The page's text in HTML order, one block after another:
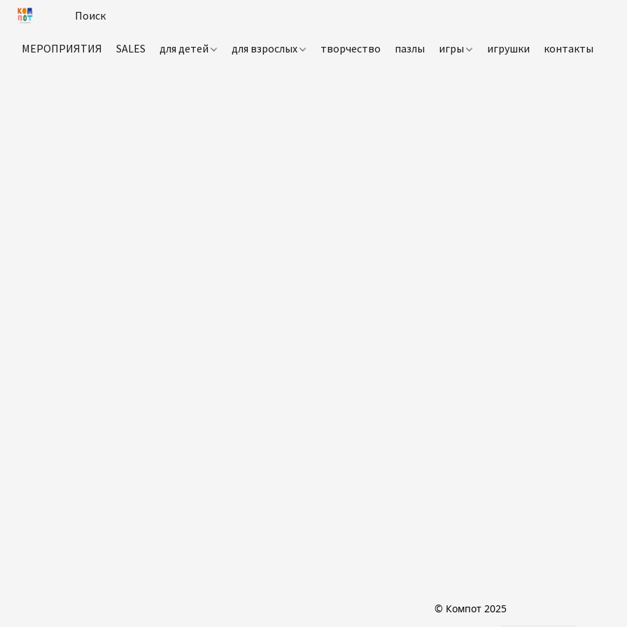
МЕРОПРИЯТИЯ SALES для детей для взрослых творчество пазлы игры игрушки контакты
© Компот 2025